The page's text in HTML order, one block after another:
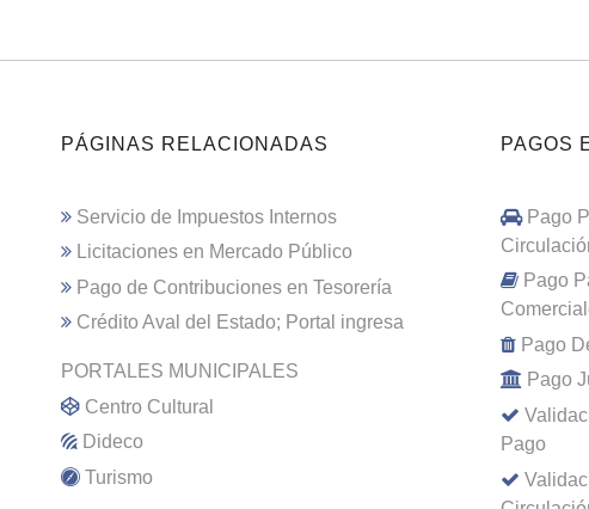
PÁGINAS RELACIONADAS
Servicio de Impuestos Internos
Licitaciones en Mercado Público
Pago de Contribuciones en Tesorería
Crédito Aval del Estado; Portal ingresa
PORTALES MUNICIPALES
Centro Cultural
Dideco
Turismo
PAGOS
Pago
Pago
Pago
Pago
Pago